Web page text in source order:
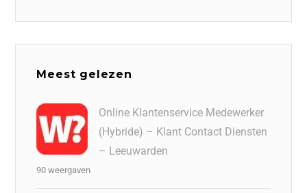
Meest gelezen
Online Klantenservice Medewerker
(Hybride) – Klant Contact Diensten
– Leeuwarden
90 weergaven